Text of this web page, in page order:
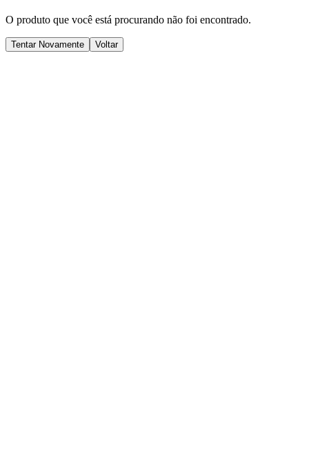
O produto que você está procurando não foi encontrado.
Tentar Novamente Voltar